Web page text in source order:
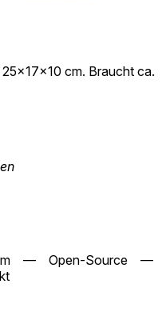
cm. Braucht ca.
— Open-Source
—